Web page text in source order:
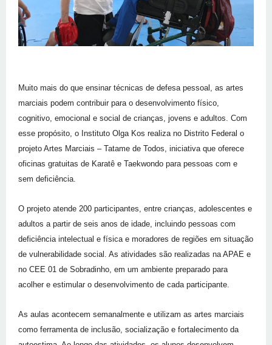
Muito mais do que ensinar técnicas de defesa pessoal, as artes
marciais podem contribuir para o desenvolvimento físico,
cognitivo, emocional e social de crianças, jovens e adultos. Com
esse propósito, o Instituto Olga Kos realiza no Distrito Federal o
projeto Artes Marciais – Tatame de Todos, iniciativa que oferece
oficinas gratuitas de Karatê e Taekwondo para pessoas com e
sem deficiência.
O projeto atende 200 participantes, entre crianças, adolescentes e
adultos a partir de seis anos de idade, incluindo pessoas com
deficiência intelectual e física e moradores de regiões em situação
de vulnerabilidade social. As atividades são realizadas na APAE e
no CEE 01 de Sobradinho, em um ambiente preparado para
acolher e estimular o desenvolvimento de cada participante.
As aulas acontecem semanalmente e utilizam as artes marciais
como ferramenta de inclusão, socialização e fortalecimento da